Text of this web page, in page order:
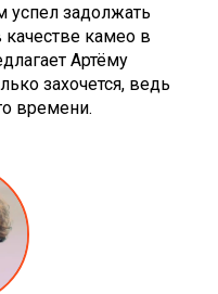
успел задолжать
качестве камео в
Артёму
захочется, ведь
времени.